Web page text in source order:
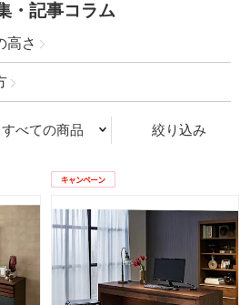
・記事コラム
高さ
すべての商品 絞り込み